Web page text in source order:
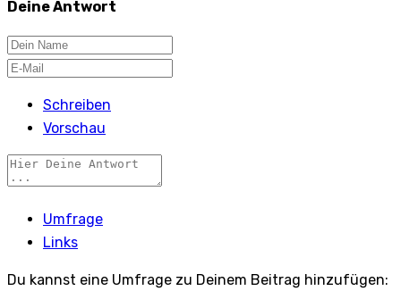
Deine Antwort
Schreiben
Vorschau
Umfrage
Links
Du kannst eine Umfrage zu Deinem Beitrag hinzufügen: